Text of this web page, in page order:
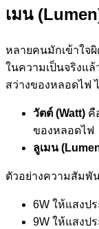
เมน
หลายคนมักเข้าใจ
ในความเป็นจริงแล้
สว่างของหลอดไฟ
วัตต์ (Watt) คื
ของหลอดไฟ
ลูเมน
ตัวอย่างความสัมพั
6W ให้แสงป
9W ให้แสงป